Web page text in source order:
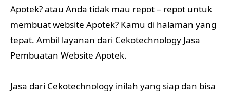
Apotek? atau Anda tidak mau repot – repot untuk
membuat website Apotek? Kamu di halaman yang
tepat. Ambil layanan dari Cekotechnology Jasa
Pembuatan Website Apotek.
Jasa dari Cekotechnology inilah yang siap dan bisa